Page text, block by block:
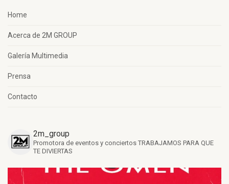
Home
Acerca de 2M GROUP
Galería Multimedia
Prensa
Contacto
2m_group
Promotora de eventos y conciertos TRABAJAMOS PARA QUE
TE DIVIERTAS